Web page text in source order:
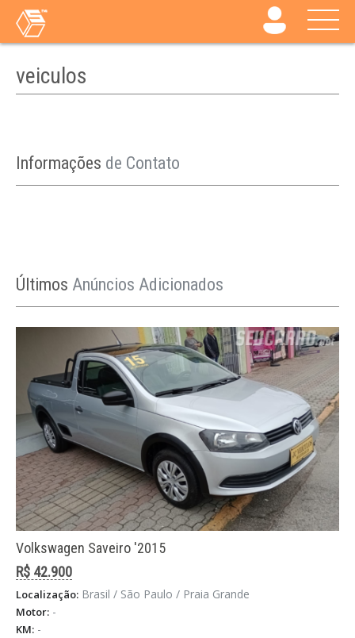
veiculos
Informações de Contato
Últimos Anúncios Adicionados
Volkswagen Saveiro '2015
R$ 42.900
Localização: Brasil / São Paulo / Praia Grande
Motor: -
KM: -